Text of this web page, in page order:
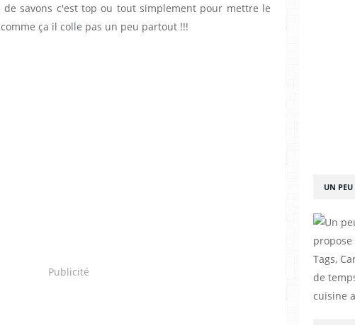
savons c'est top ou tout simplement pour mettre le
ça il colle pas un peu partout !!!
Publicité
UN PEU
propose
Tags,
de
cuisine